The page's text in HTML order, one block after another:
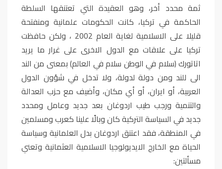
ثمة محدد أخر، وهو العقيدة التي تعتنقها السلطة
الحاكمة في تركيا، كانت الحكومات علمانية ومنفتحة
قليلا على الاسلامية لغاية العام 2002 ، ولكن حافظت
تركيا على علاقات مع الدول الاخرى على غرار ما يريد
اتاتورك (سلام في الوطن سلام في العالم) بمعنى من الند
الى للند ومن دولة لدولة، ولا تدخل في شؤون الدول
العربية، أو ايران، أو أي مكان، وأضيف مع حزب العدالة
والتنمية ورجب طيب اردوغان بعد جديد وعامل ومحدد
جديد في السياسة التركية كان وبالًا علينا كعرب ومسلمين
في المنطقة، فقد اعتنق اردوغان بدل العلمانية وسياسة
الحياة مع الخارج الايديولوجيا الاسلامية العثمانية وتعني
مسألتين: